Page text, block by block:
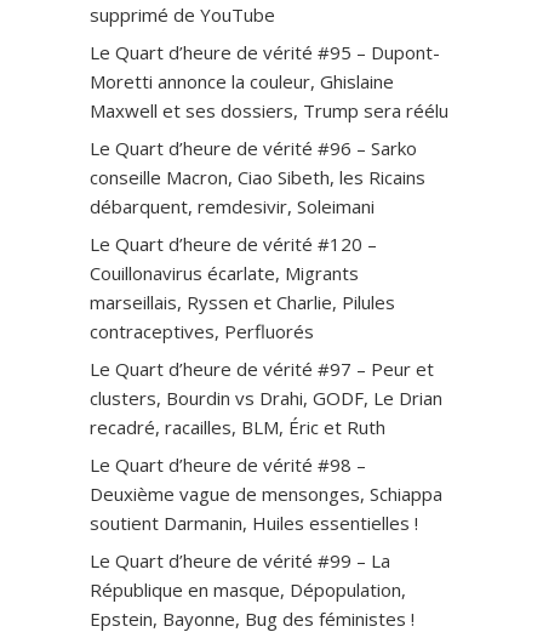
supprimé de YouTube
Le Quart d’heure de vérité #95 – Dupont-
Moretti annonce la couleur, Ghislaine
Maxwell et ses dossiers, Trump sera réélu
Le Quart d’heure de vérité #96 – Sarko
conseille Macron, Ciao Sibeth, les Ricains
débarquent, remdesivir, Soleimani
Le Quart d’heure de vérité #120 –
Couillonavirus écarlate, Migrants
marseillais, Ryssen et Charlie, Pilules
contraceptives, Perfluorés
Le Quart d’heure de vérité #97 – Peur et
clusters, Bourdin vs Drahi, GODF, Le Drian
recadré, racailles, BLM, Éric et Ruth
Le Quart d’heure de vérité #98 –
Deuxième vague de mensonges, Schiappa
soutient Darmanin, Huiles essentielles !
Le Quart d’heure de vérité #99 – La
République en masque, Dépopulation,
Epstein, Bayonne, Bug des féministes !